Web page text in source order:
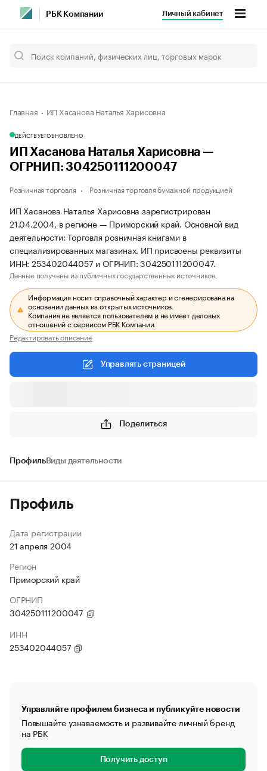
РБК Компании Личный кабинет
Главная ИП Хасанова Наталья Харисовна
ДЕЙСТВУЕТОБНОВЛЕНО
ИП Хасанова Наталья Харисовна —
ОГРНИП: 304250111200047
Розничная торговля Розничная торговля бумажной продукцией
ИП Хасанова Наталья Харисовна зарегистрирован
21.04.2004, в регионе — Приморский край. Основной вид
деятельности: Торговля розничная книгами в
специализированных магазинах. ИП присвоены реквизиты
ИНН: 253402044057 и ОГРНИП: 304250111200047.
Данные получены из публичных государственных источников.
Информация носит справочный характер и сгенерирована на
основании данных из открытых источников.
Компания не является пользователем и не имеет деловых
отношений с сервисом РБК Компании.
Редактировать описание
Управлять страницей
Поделиться
ПрофильВиды деятельности
Профиль
Дата регистрации
21 апреля 2004
Регион
Приморский край
ОГРНИП
304250111200047
ИНН
253402044057
Управляйте профилем бизнеса и публикуйте новости
Повышайте узнаваемость и развивайте личный бренд
на РБК
Получить доступ